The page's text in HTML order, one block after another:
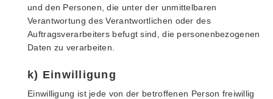
und den Personen, die unter der unmittelbaren
Verantwortung des Verantwortlichen oder des
Auftragsverarbeiters befugt sind, die personenbezogenen
Daten zu verarbeiten.
k) Einwilligung
Einwilligung ist jede von der betroffenen Person freiwillig